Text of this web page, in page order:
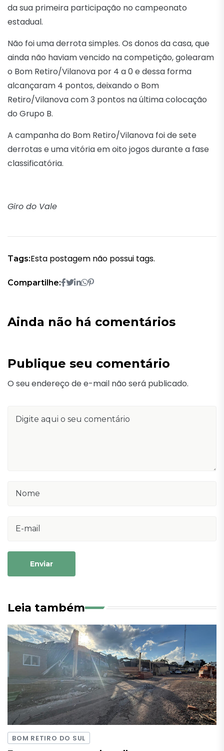
da sua primeira participação no campeonato
estadual.
Não foi uma derrota simples. Os donos da casa, que
ainda não haviam vencido na competição, golearam
o Bom Retiro/Vilanova por 4 a 0 e dessa forma
alcançaram 4 pontos, deixando o Bom
Retiro/Vilanova com 3 pontos na última colocação
do Grupo B.
A campanha do Bom Retiro/Vilanova foi de sete
derrotas e uma vitória em oito jogos durante a fase
classificatória.
Giro do Vale
Tags:Esta postagem não possui tags.
Compartilhe:
Ainda não há comentários
Publique seu comentário
O seu endereço de e-mail não será publicado.
Enviar
Leia também
BOM RETIRO DO SUL